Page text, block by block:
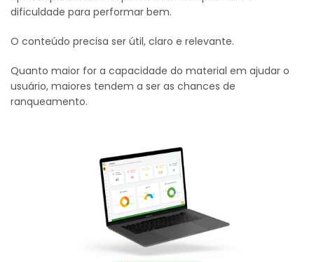
dificuldade para performar bem.
O conteúdo precisa ser útil, claro e relevante.
Quanto maior for a capacidade do material em ajudar o
usuário, maiores tendem a ser as chances de
ranqueamento.